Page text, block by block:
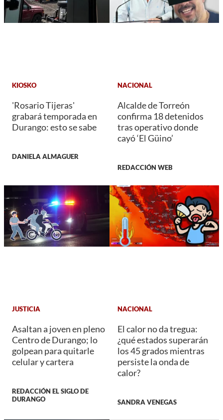
KIOSKO
'Rosario Tijeras'
grabará temporada en
Durango: esto se sabe
DANIELA ALMAGUER
NACIONAL
Alcalde de Torreón
confirma 18 detenidos
tras operativo donde
cayó ‘El Güino’
REDACCIÓN WEB
JUSTICIA
Asaltan a joven en pleno
Centro de Durango; lo
golpean para quitarle
celular y cartera
REDACCIÓN EL SIGLO DE
DURANGO
NACIONAL
El calor no da tregua:
¿qué estados superarán
los 45 grados mientras
persiste la onda de
calor?
SANDRA VENEGAS